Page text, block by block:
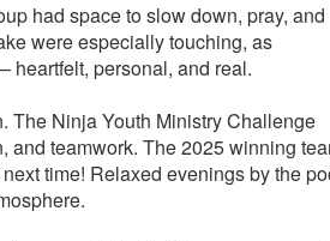
had space to slow down, pray, and
were especially touching, as
heartfelt, personal, and real.
The Ninja Youth Ministry Challenge
and teamwork. The 2025 winning
time! Relaxed evenings by the